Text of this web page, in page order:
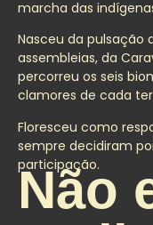
marcha das
Nasceu da pulsação
assembleias, da
percorreu os seis
clamores de cada
Floresceu como
sempre decidiram
participação.
Não